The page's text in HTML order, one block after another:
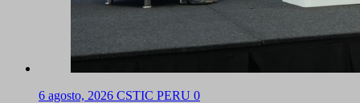
6 agosto, 2026 CSTIC PERU 0